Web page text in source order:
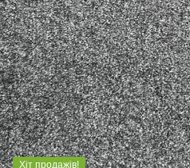
Хіт продажів!